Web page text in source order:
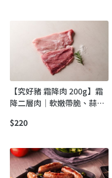
【究好豬 霜降肉 200g】霜
降二層肉｜軟嫩帶脆、蒜炒
$220